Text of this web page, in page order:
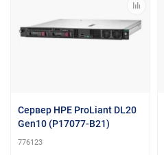
Сервер HPE ProLiant DL20
Gen10 (P17077-B21)
776123